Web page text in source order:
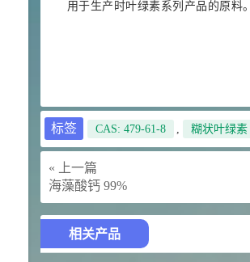
用于生产时叶绿素系列产品的原料。
标签 CAS: 479-61-8 , 糊状叶绿素
« 上一篇
海藻酸钙 99%
相关产品
2021-06-19 化工原料
7 抗氧剂BHT 99.5%
浏览量 - 1.55w